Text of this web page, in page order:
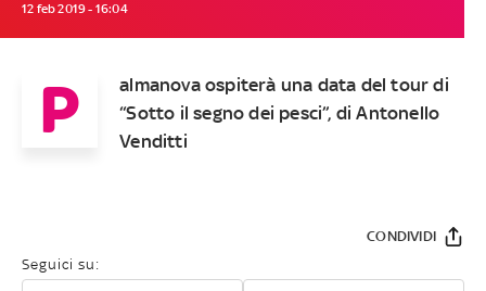
12 feb 2019 - 16:04
P
almanova ospiterà una data del tour di
“Sotto il segno dei pesci”, di Antonello
Venditti
Seguici su:
CONDIVIDI